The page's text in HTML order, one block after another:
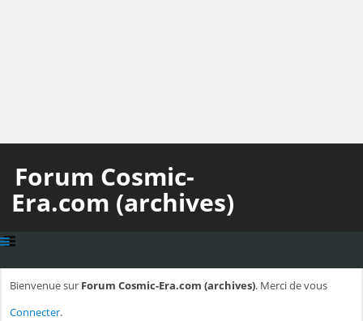
Forum Cosmic-
Era.com (archives)
Bienvenue sur Forum Cosmic-Era.com (archives). Merci de vous
Connecter.